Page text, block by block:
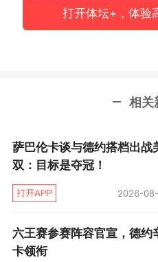
滑似乎有受伤的迹象，
离场治疗，好在回来后
上送出了致命双误！随
先后挽救了两个破发点
他都发出了直接得分，
在第一个赛点上便成功
打开体坛+，体验
相关
萨巴伦卡谈与德约搭档出战
双：目标是夺冠！
2026-
六王赛参赛阵容官宣，德约
卡领衔